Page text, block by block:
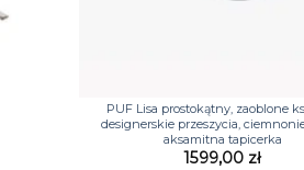
PUF Lisa prostokątny, zaoblone
designerskie przeszycia,
aksamitna tapicerka
1599,00 zł